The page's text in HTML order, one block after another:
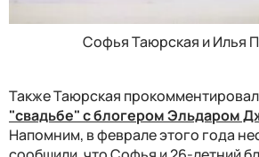
Софья Таюрская и Илья
Также Таюрская
"свадьбе" с блогером Эльдаром
Напомним, в феврале этого года